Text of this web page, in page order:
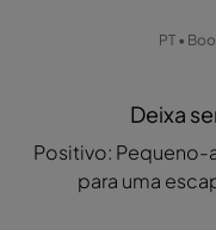
PT •
Deixa
Positivo:
para uma